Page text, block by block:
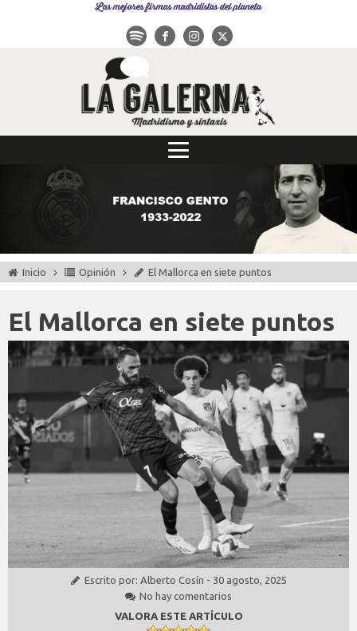
Las mejores firmas madridistas del planeta
Inicio Opinión El Mallorca en siete puntos
El Mallorca en siete puntos
Escrito por: Alberto Cosín - 30 agosto, 2025
No hay comentarios
VALORA ESTE ARTÍCULO